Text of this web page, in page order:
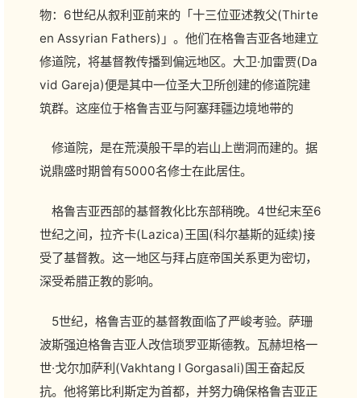
物：6世纪从叙利亚前来的「十三位亚述教父(Thirte
en Assyrian Fathers)」。他们在格鲁吉亚各地建立
修道院，将基督教传播到偏远地区。大卫·加雷贾(Da
vid Gareja)便是其中一位圣大卫所创建的修道院建
筑群。这座位于格鲁吉亚与阿塞拜疆边境地带的
修道院，是在荒漠般干旱的岩山上凿洞而建的。据
说鼎盛时期曾有5000名修士在此居住。
格鲁吉亚西部的基督教化比东部稍晚。4世纪末至6
世纪之间，拉齐卡(Lazica)王国(科尔基斯的延续)接
受了基督教。这一地区与拜占庭帝国关系更为密切，
深受希腊正教的影响。
5世纪，格鲁吉亚的基督教面临了严峻考验。萨珊
波斯强迫格鲁吉亚人改信琐罗亚斯德教。瓦赫坦格一
世·戈尔加萨利(Vakhtang I Gorgasali)国王奋起反
抗。他将第比利斯定为首都，并努力确保格鲁吉亚正